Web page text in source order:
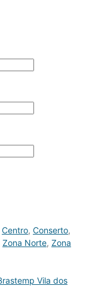
Centro, Conserto,
Zona Norte, Zona
Vila dos